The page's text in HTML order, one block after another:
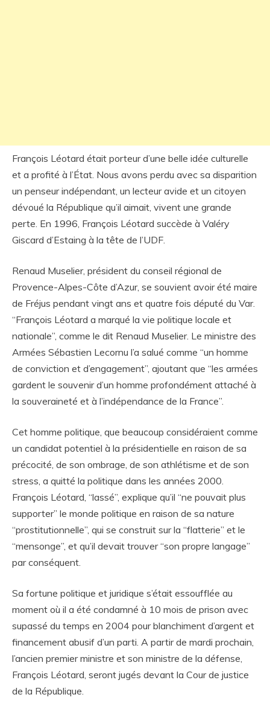
François Léotard était porteur d’une belle idée culturelle
et a profité à l’État. Nous avons perdu avec sa disparition
un penseur indépendant, un lecteur avide et un citoyen
dévoué la République qu’il aimait, vivent une grande
perte. En 1996, François Léotard succède à Valéry
Giscard d’Estaing à la tête de l’UDF.
Renaud Muselier, président du conseil régional de
Provence-Alpes-Côte d’Azur, se souvient avoir été maire
de Fréjus pendant vingt ans et quatre fois député du Var.
“François Léotard a marqué la vie politique locale et
nationale”, comme le dit Renaud Muselier. Le ministre des
Armées Sébastien Lecornu l’a salué comme “un homme
de conviction et d’engagement”, ajoutant que “les armées
gardent le souvenir d’un homme profondément attaché à
la souveraineté et à l’indépendance de la France”.
Cet homme politique, que beaucoup considéraient comme
un candidat potentiel à la présidentielle en raison de sa
précocité, de son ombrage, de son athlétisme et de son
stress, a quitté la politique dans les années 2000.
François Léotard, “lassé”, explique qu’il “ne pouvait plus
supporter” le monde politique en raison de sa nature
“prostitutionnelle”, qui se construit sur la “flatterie” et le
“mensonge”, et qu’il devait trouver “son propre langage”
par conséquent.
Sa fortune politique et juridique s’était essoufflée au
moment où il a été condamné à 10 mois de prison avec
supassé du temps en 2004 pour blanchiment d’argent et
financement abusif d’un parti. A partir de mardi prochain,
l’ancien premier ministre et son ministre de la défense,
François Léotard, seront jugés devant la Cour de justice
de la République.